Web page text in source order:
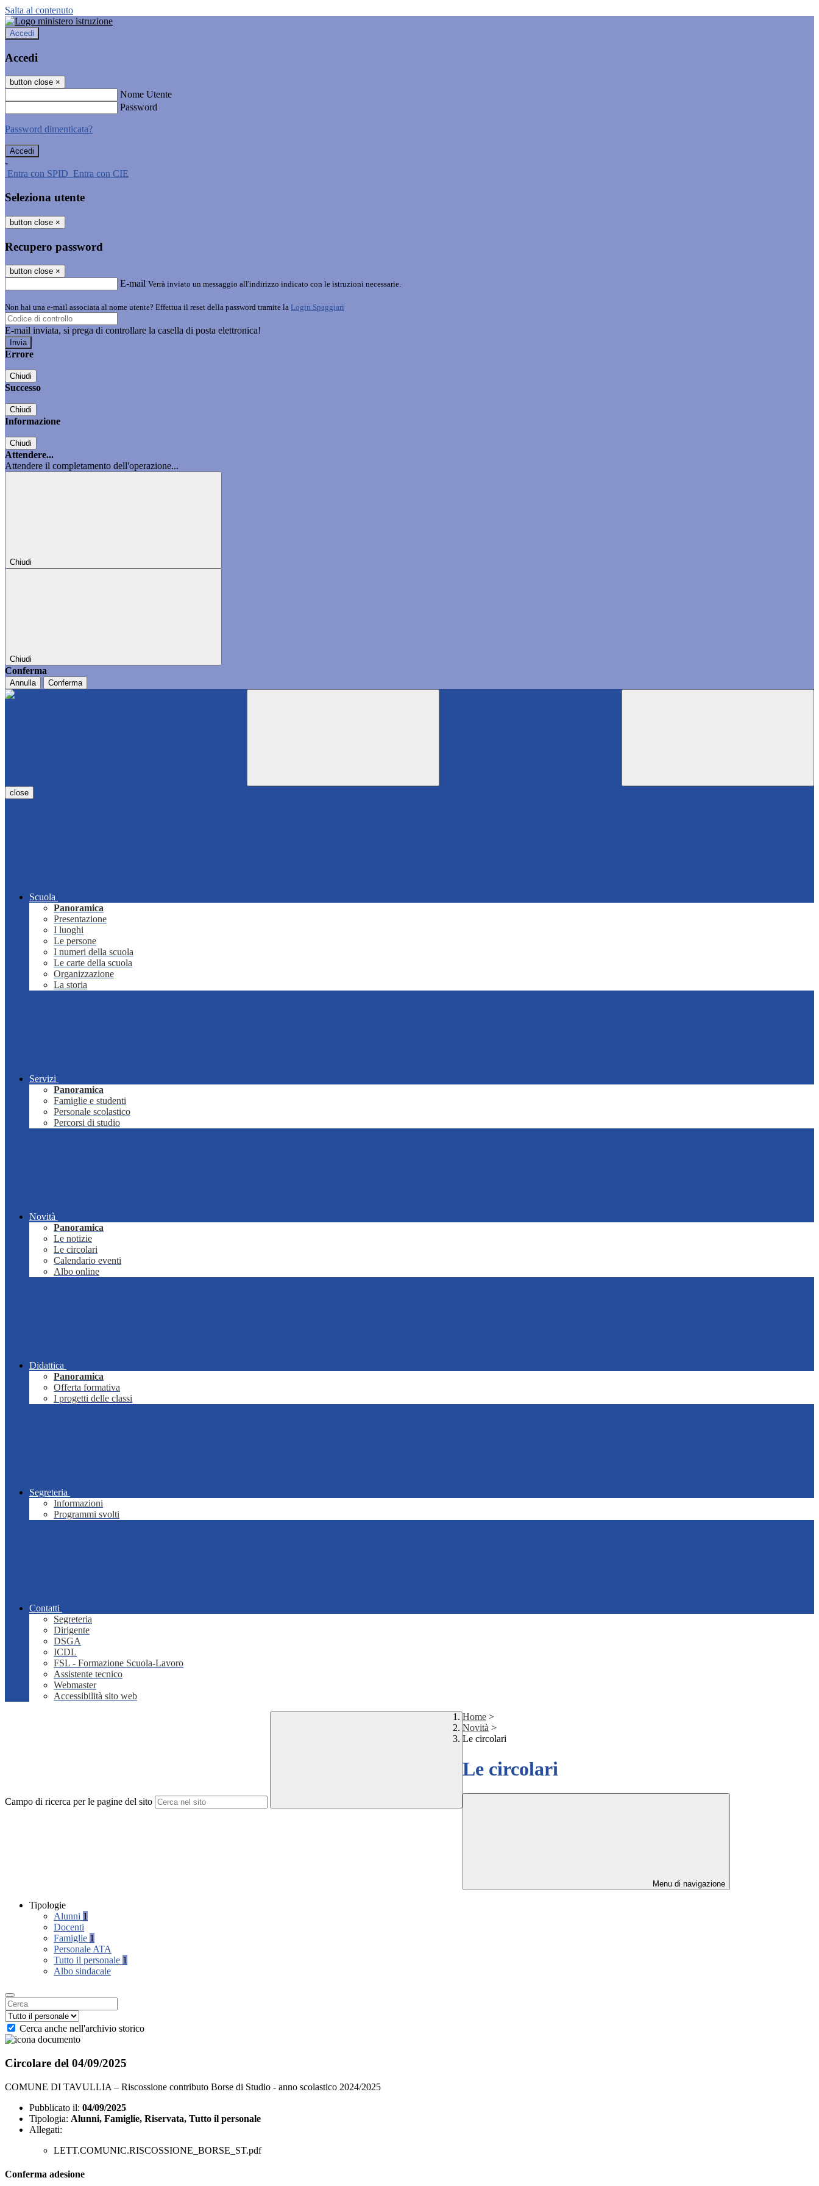
Salta al contenuto
Accedi
Accedi
button close ×
Nome Utente
Password
Password dimenticata?
-
Entra con SPID Entra con CIE
Seleziona utente
button close ×
Recupero password
button close ×
E-mail Verrà inviato un messaggio all'indirizzo indicato con le istruzioni necessarie.
Non hai una e-mail associata al nome utente? Effettua il reset della password tramite la Login Spaggiari
E-mail inviata, si prega di controllare la casella di posta elettronica!
Errore
Chiudi
Successo
Chiudi
Informazione
Chiudi
Attendere...
Attendere il completamento dell'operazione...
Chiudi
Chiudi
Conferma
Annulla Conferma
close
Scuola
Panoramica
Presentazione
I luoghi
Le persone
I numeri della scuola
Le carte della scuola
Organizzazione
La storia
Servizi
Panoramica
Famiglie e studenti
Personale scolastico
Percorsi di studio
Novità
Panoramica
Le notizie
Le circolari
Calendario eventi
Albo online
Didattica
Panoramica
Offerta formativa
I progetti delle classi
Segreteria
Informazioni
Programmi svolti
Contatti
Segreteria
Dirigente
DSGA
ICDL
FSL - Formazione Scuola-Lavoro
Assistente tecnico
Webmaster
Accessibilità sito web
Campo di ricerca per le pagine del sito
Home >
Novità >
Le circolari
Le circolari
Menu di navigazione
Tipologie
Alunni 1
Docenti
Famiglie 1
Personale ATA
Tutto il personale 1
Albo sindacale
Cerca anche nell'archivio storico
Circolare del 04/09/2025
COMUNE DI TAVULLIA – Riscossione contributo Borse di Studio - anno scolastico 2024/2025
Pubblicato il: 04/09/2025
Tipologia: Alunni, Famiglie, Riservata, Tutto il personale
Allegati:
LETT.COMUNIC.RISCOSSIONE_BORSE_ST.pdf
Conferma adesione